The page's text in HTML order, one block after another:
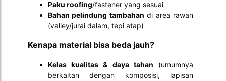
Paku roofing/fastener yang sesuai
Bahan pelindung tambahan di area rawan
(valley/jurai dalam, tepi atap)
Kenapa material bisa beda jauh?
Kelas kualitas & daya tahan (umumnya
berkaitan dengan komposisi, lapisan